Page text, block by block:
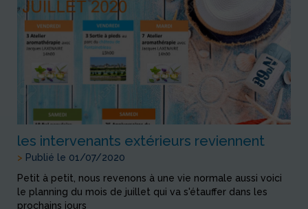
les intervenants extérieurs reviennent
> Publié le 01/07/2020
Petit à petit, nous revenons à une vie normale aussi voici
le planning du mois de juillet qui va s'étauffer dans les
prochains jours